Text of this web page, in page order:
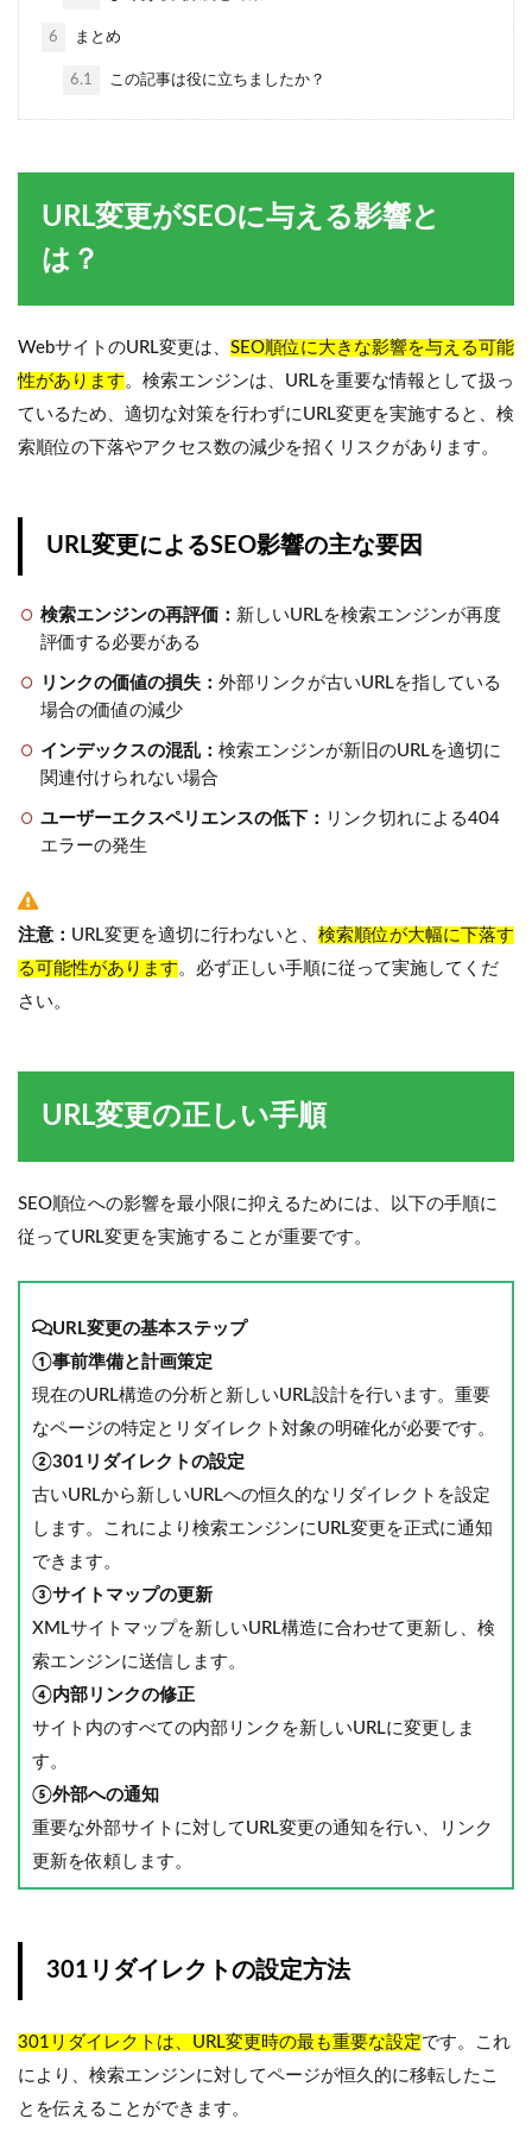
6 まとめ
6.1 この記事は役に立ちましたか？
URL変更がSEOに与える影響と
は？
WebサイトのURL変更は、 SEO順位に大きな影響を与える可能
性があります 。検索エンジンは、URLを重要な情報として扱っ
ているため、適切な対策を行わずにURL変更を実施すると、検
索順位の下落やアクセス数の減少を招くリスクがあります。
URL変更によるSEO影響の主な要因
検索エンジンの再評価： 新しいURLを検索エンジンが再度
評価する必要がある
リンクの価値の損失： 外部リンクが古いURLを指している
場合の価値の減少
インデックスの混乱： 検索エンジンが新旧のURLを適切に
関連付けられない場合
ユーザーエクスペリエンスの低下： リンク切れによる404
エラーの発生
注意： URL変更を適切に行わないと、 検索順位が大幅に下落す
る可能性があります 。必ず正しい手順に従って実施してくだ
さい。
URL変更の正しい手順
SEO順位への影響を最小限に抑えるためには、以下の手順に
従ってURL変更を実施することが重要です。
URL変更の基本ステップ
①事前準備と計画策定
現在のURL構造の分析と新しいURL設計を行います。重要
なページの特定とリダイレクト対象の明確化が必要です。
②301リダイレクトの設定
古いURLから新しいURLへの恒久的なリダイレクトを設定
します。これにより検索エンジンにURL変更を正式に通知
できます。
③サイトマップの更新
XMLサイトマップを新しいURL構造に合わせて更新し、検
索エンジンに送信します。
④内部リンクの修正
サイト内のすべての内部リンクを新しいURLに変更しま
す。
⑤外部への通知
重要な外部サイトに対してURL変更の通知を行い、リンク
更新を依頼します。
301リダイレクトの設定方法
301リダイレクトは、URL変更時の最も重要な設定です。これ
により、検索エンジンに対してページが恒久的に移転したこ
とを伝えることができます。